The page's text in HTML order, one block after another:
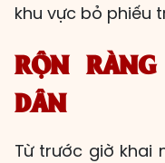
khu vực bỏ phiếu
RỘN
DÂN
Từ trước giờ khai